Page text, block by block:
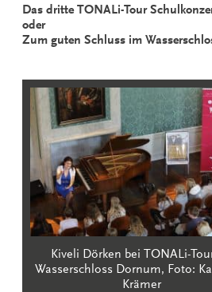
Das dritte TONALi-Tour
oder
Zum guten Schluss im
Kiveli Dörken bei TONALi-
Wasserschloss Dornum, Foto:
Krämer